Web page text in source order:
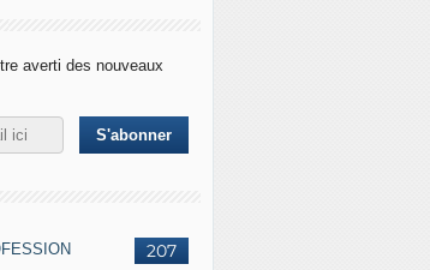
averti des nouveaux
207